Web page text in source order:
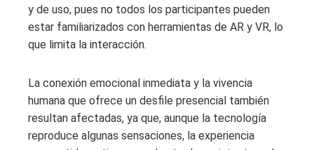
y de uso, pues no todos los participantes pueden
estar familiarizados con herramientas de AR y VR, lo
que limita la interacción.
La conexión emocional inmediata y la vivencia
humana que ofrece un desfile presencial también
resultan afectadas, ya que, aunque la tecnología
reproduce algunas sensaciones, la experiencia